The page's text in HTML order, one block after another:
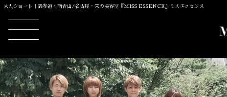
大人ショート｜表参道・南青山/名古屋・栄の美容室『MISS ESSENCE』ミスエッセンス